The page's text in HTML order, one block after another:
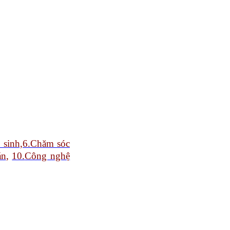
sinh,6.Chăm sóc
, 10.Công nghệ